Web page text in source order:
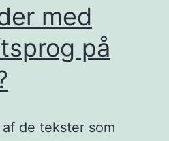
med
på
de tekster som